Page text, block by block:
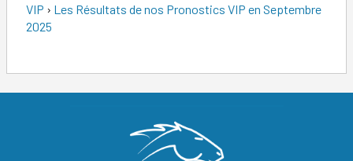
VIP › Les Résultats de nos Pronostics VIP en Septembre
2025